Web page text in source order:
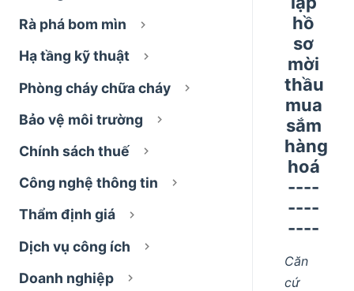
Rà phá bom mìn
Hạ tầng kỹ thuật
Phòng cháy chữa cháy
Bảo vệ môi trường
Chính sách thuế
Công nghệ thông tin
Thẩm định giá
Dịch vụ công ích
Doanh nghiệp
hồ
sơ
mời
thầu
mua
sắm
hàng
hoá
----
----
----
Căn
cứ